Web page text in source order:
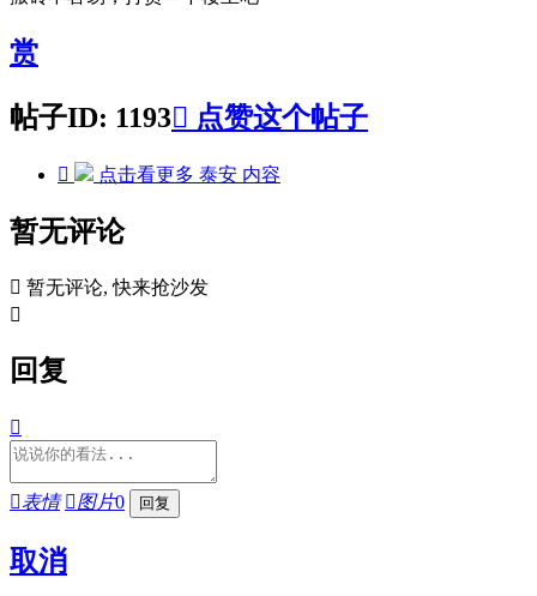
赏
帖子ID: 1193 点赞这个帖子
 点击看更多 泰安 内容
暂无评论
 暂无评论, 快来抢沙发

回复

表情 图片0
取消